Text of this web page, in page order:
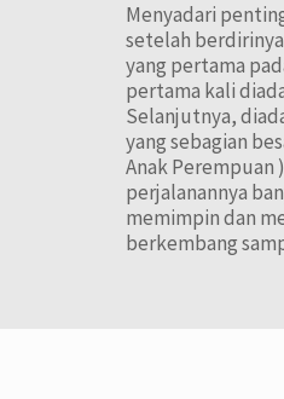
Menyadari
setelah
yang pertama
pertama kali
Selanjutnya,
yang sebagian
Anak Perempuan
perjalanannya
memimpin dan
berkembang